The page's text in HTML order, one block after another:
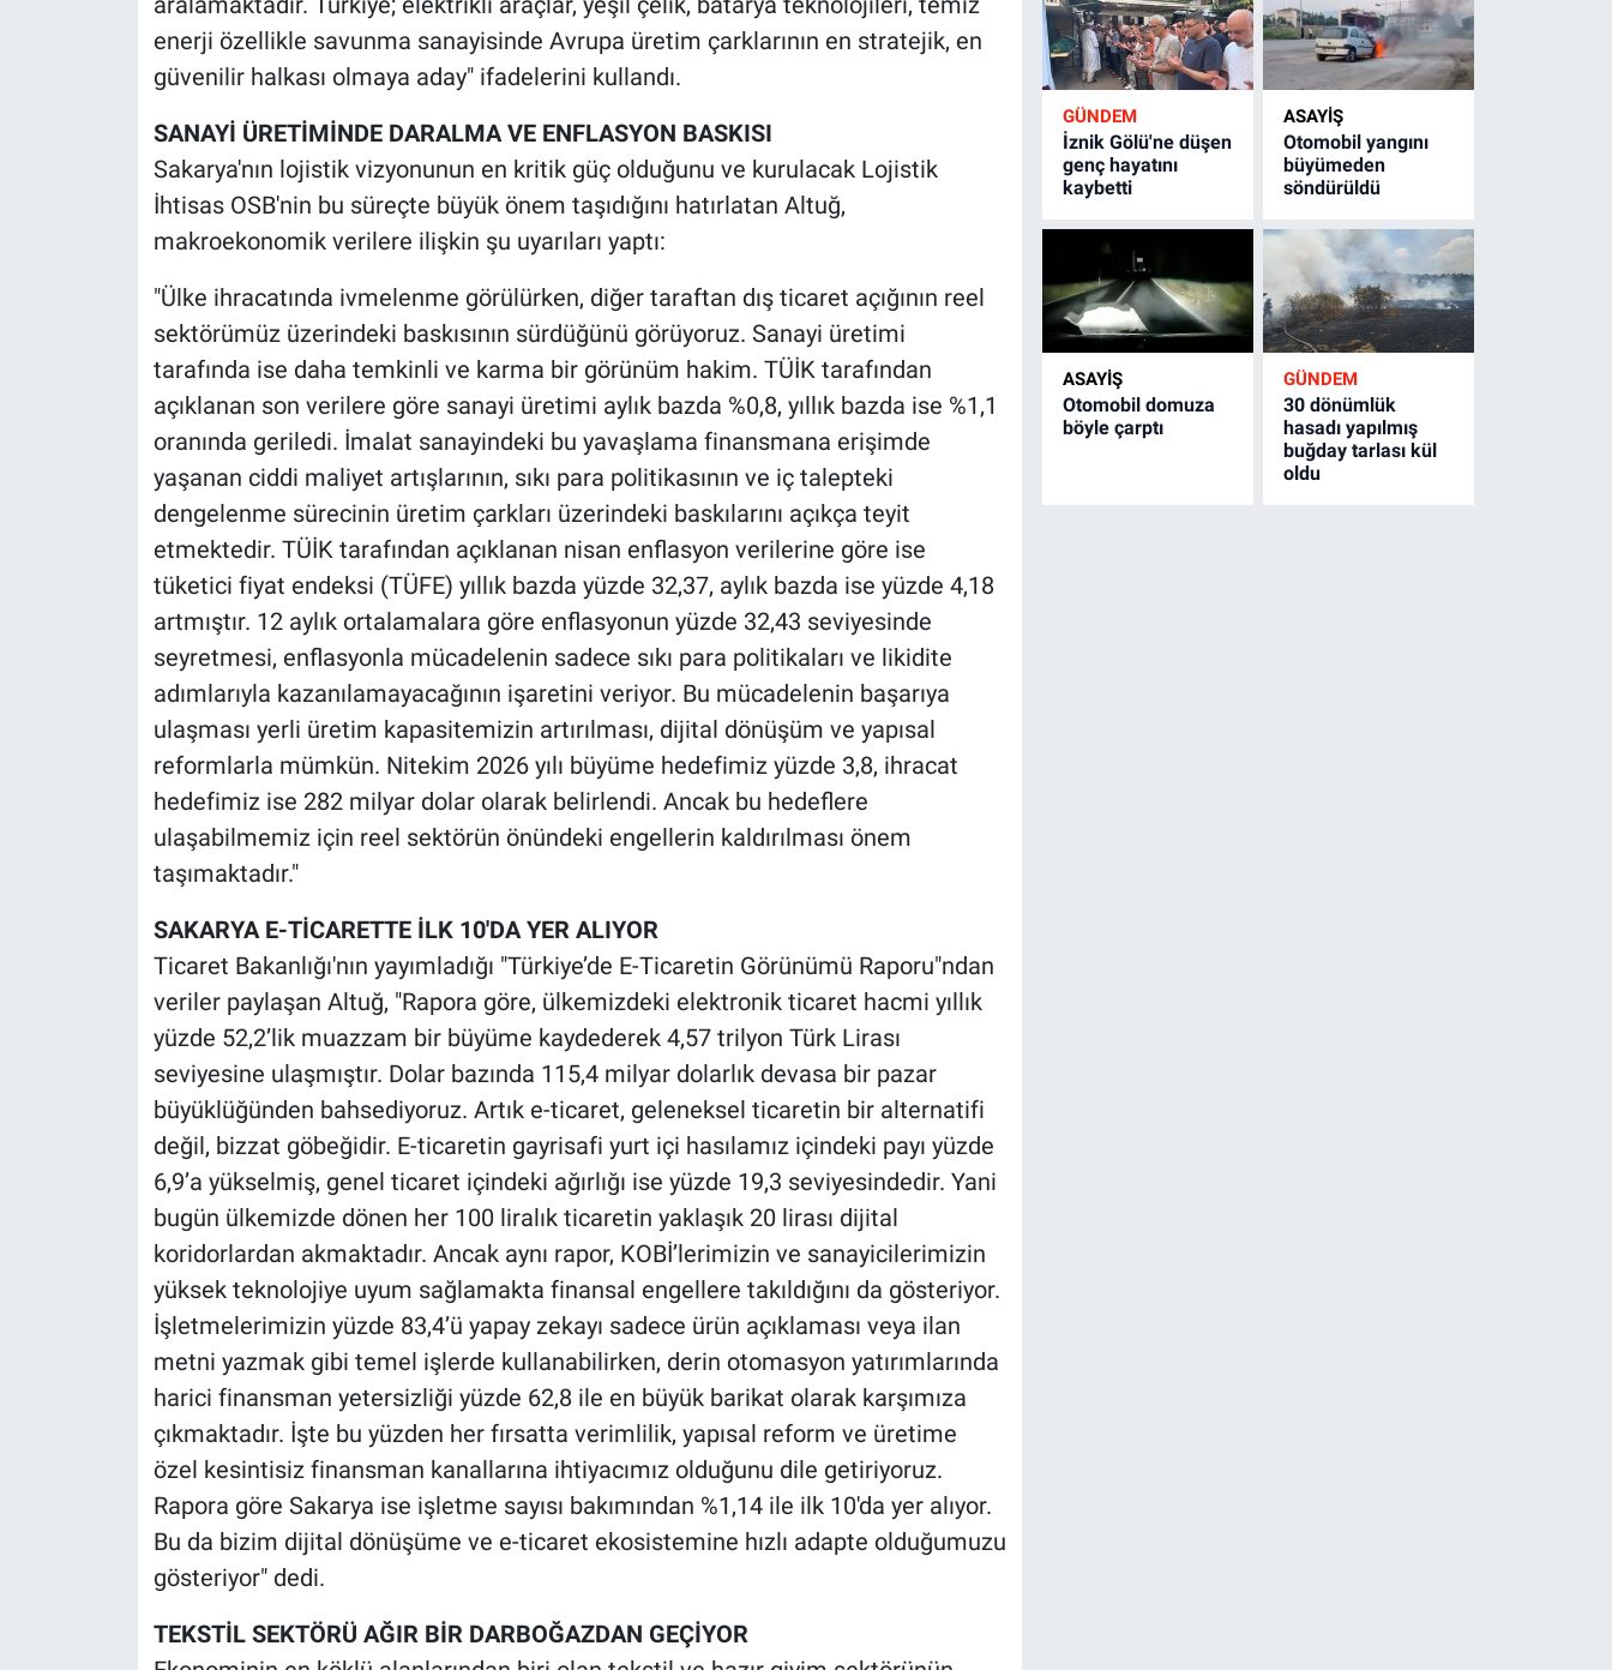
enerji özellikle savunma sanayisinde Avrupa üretim çarklarının en stratejik, en
güvenilir halkası olmaya aday" ifadelerini kullandı.
SANAYİ ÜRETİMİNDE DARALMA VE ENFLASYON BASKISI
Sakarya'nın lojistik vizyonunun en kritik güç olduğunu ve kurulacak Lojistik
İhtisas OSB'nin bu süreçte büyük önem taşıdığını hatırlatan Altuğ,
makroekonomik verilere ilişkin şu uyarıları yaptı:
"Ülke ihracatında ivmelenme görülürken, diğer taraftan dış ticaret açığının reel
sektörümüz üzerindeki baskısının sürdüğünü görüyoruz. Sanayi üretimi
tarafında ise daha temkinli ve karma bir görünüm hakim. TÜİK tarafından
açıklanan son verilere göre sanayi üretimi aylık bazda %0,8, yıllık bazda ise %1,1
oranında geriledi. İmalat sanayindeki bu yavaşlama finansmana erişimde
yaşanan ciddi maliyet artışlarının, sıkı para politikasının ve iç talepteki
dengelenme sürecinin üretim çarkları üzerindeki baskılarını açıkça teyit
etmektedir. TÜİK tarafından açıklanan nisan enflasyon verilerine göre ise
tüketici fiyat endeksi (TÜFE) yıllık bazda yüzde 32,37, aylık bazda ise yüzde 4,18
artmıştır. 12 aylık ortalamalara göre enflasyonun yüzde 32,43 seviyesinde
seyretmesi, enflasyonla mücadelenin sadece sıkı para politikaları ve likidite
adımlarıyla kazanılamayacağının işaretini veriyor. Bu mücadelenin başarıya
ulaşması yerli üretim kapasitemizin artırılması, dijital dönüşüm ve yapısal
reformlarla mümkün. Nitekim 2026 yılı büyüme hedefimiz yüzde 3,8, ihracat
hedefimiz ise 282 milyar dolar olarak belirlendi. Ancak bu hedeflere
ulaşabilmemiz için reel sektörün önündeki engellerin kaldırılması önem
taşımaktadır."
SAKARYA E-TİCARETTE İLK 10'DA YER ALIYOR
Ticaret Bakanlığı'nın yayımladığı "Türkiye’de E-Ticaretin Görünümü Raporu"ndan
veriler paylaşan Altuğ, "Rapora göre, ülkemizdeki elektronik ticaret hacmi yıllık
yüzde 52,2’lik muazzam bir büyüme kaydederek 4,57 trilyon Türk Lirası
seviyesine ulaşmıştır. Dolar bazında 115,4 milyar dolarlık devasa bir pazar
büyüklüğünden bahsediyoruz. Artık e-ticaret, geleneksel ticaretin bir alternatifi
değil, bizzat göbeğidir. E-ticaretin gayrisafi yurt içi hasılamız içindeki payı yüzde
6,9’a yükselmiş, genel ticaret içindeki ağırlığı ise yüzde 19,3 seviyesindedir. Yani
bugün ülkemizde dönen her 100 liralık ticaretin yaklaşık 20 lirası dijital
koridorlardan akmaktadır. Ancak aynı rapor, KOBİ’lerimizin ve sanayicilerimizin
yüksek teknolojiye uyum sağlamakta finansal engellere takıldığını da gösteriyor.
İşletmelerimizin yüzde 83,4’ü yapay zekayı sadece ürün açıklaması veya ilan
metni yazmak gibi temel işlerde kullanabilirken, derin otomasyon yatırımlarında
harici finansman yetersizliği yüzde 62,8 ile en büyük barikat olarak karşımıza
çıkmaktadır. İşte bu yüzden her fırsatta verimlilik, yapısal reform ve üretime
özel kesintisiz finansman kanallarına ihtiyacımız olduğunu dile getiriyoruz.
Rapora göre Sakarya ise işletme sayısı bakımından %1,14 ile ilk 10'da yer alıyor.
Bu da bizim dijital dönüşüme ve e-ticaret ekosistemine hızlı adapte olduğumuzu
gösteriyor" dedi.
TEKSTİL SEKTÖRÜ AĞIR BİR DARBOĞAZDAN GEÇİYOR
GÜNDEM
İznik Gölü'ne düşen
genç hayatını
kaybetti
ASAYİŞ
Otomobil yangını
büyümeden
söndürüldü
ASAYİŞ
Otomobil domuza
böyle çarptı
GÜNDEM
30 dönümlük
hasadı yapılmış
buğday tarlası kül
oldu